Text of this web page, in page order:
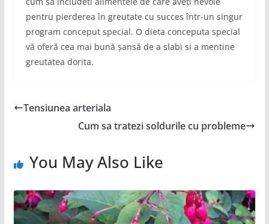
pentru pierderea în greutate cu succes într-un singur
program conceput special. O dieta conceputa special
vă oferă cea mai bună șansă de a slabi si a mentine
greutatea dorita.
Tensiunea arteriala
Cum sa tratezi soldurile cu probleme
You May Also Like